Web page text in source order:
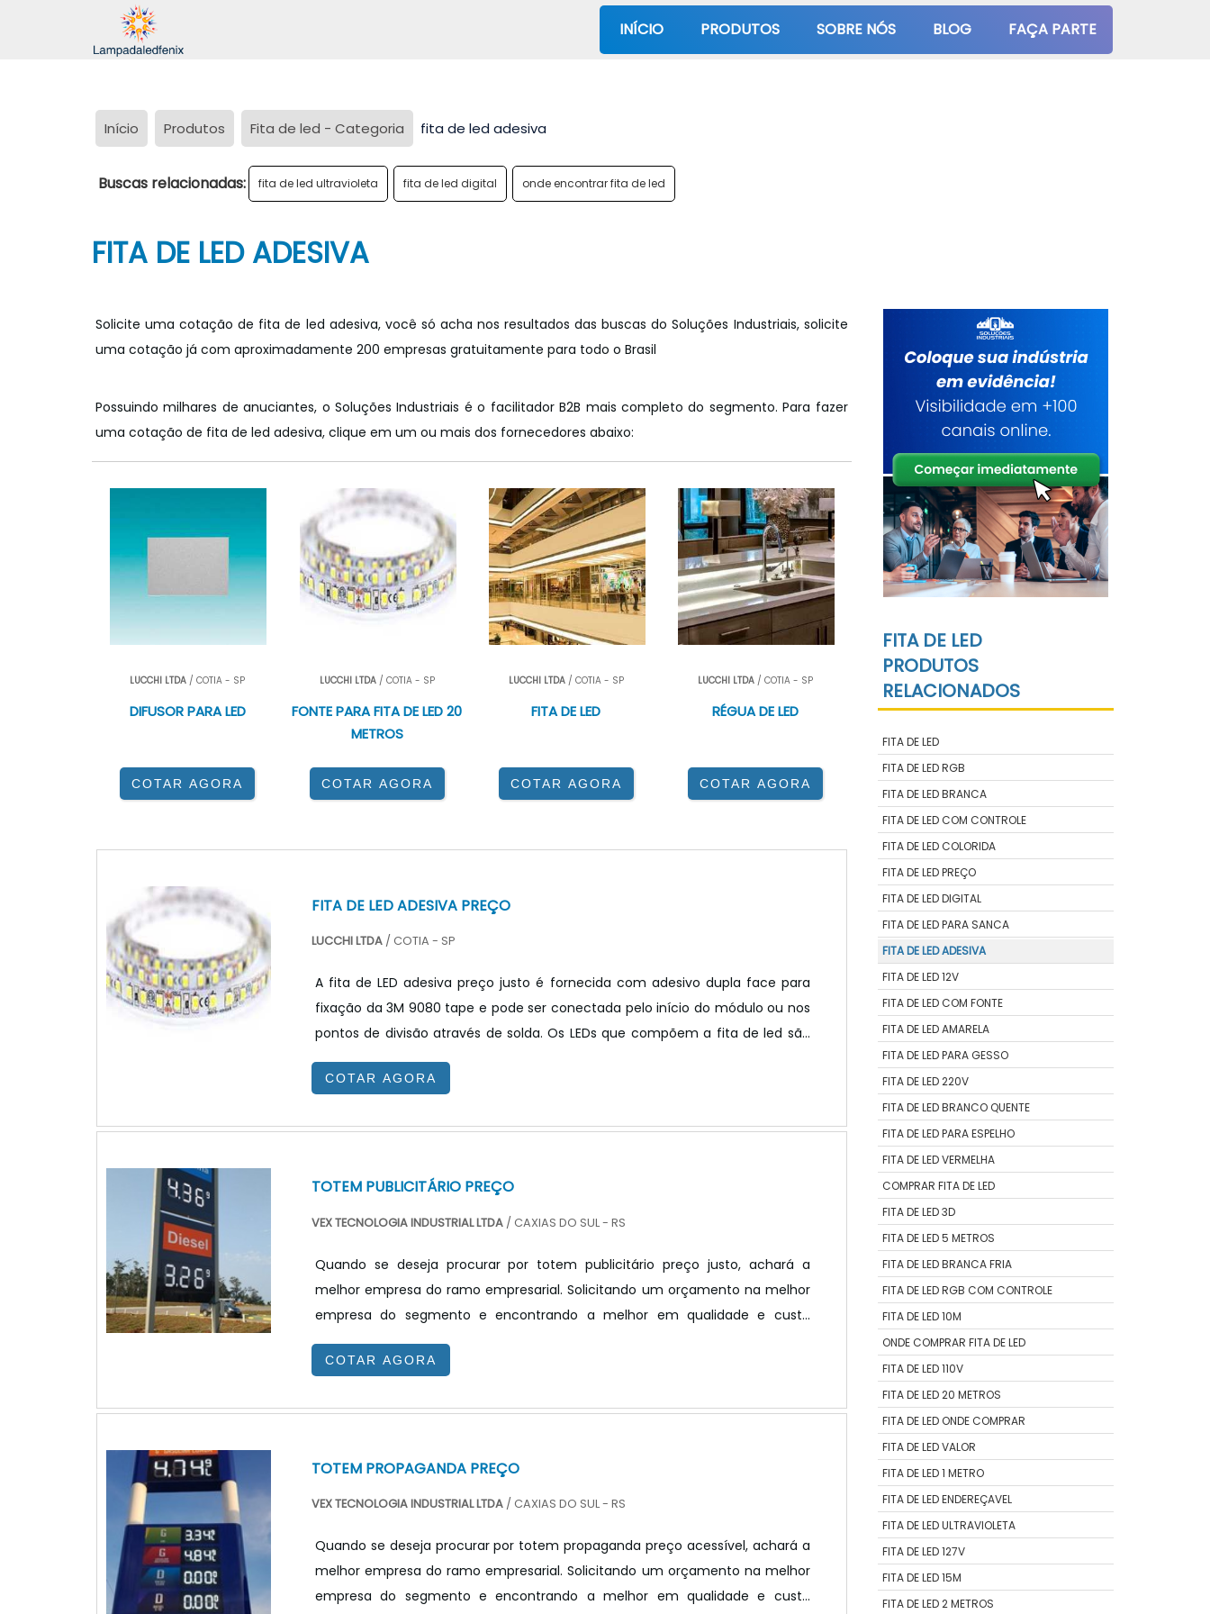
INÍCIO PRODUTOS SOBRE NÓS BLOG FAÇA PARTE
Início Produtos Fita de led - Categoria fita de led adesiva
Buscas relacionadas: fita de led ultravioleta fita de led digital onde encontrar fita de led
FITA DE LED ADESIVA
Solicite uma cotação de fita de led adesiva, você só acha nos resultados das buscas do Soluções Industriais, solicite
uma cotação já com aproximadamente 200 empresas gratuitamente para todo o Brasil
Possuindo milhares de anuciantes, o Soluções Industriais é o facilitador B2B mais completo do segmento. Para fazer
uma cotação de fita de led adesiva, clique em um ou mais dos fornecedores abaixo:
LUCCHI LTDA / COTIA - SP
DIFUSOR PARA LED
COTAR AGORA
LUCCHI LTDA/ COTIA - SP
FONTE PARA FITA DE LED 20
METROS
COTAR AGORA
LUCCHI LTDA/ COTIA - SP
FITA DE LED
COTAR AGORA
LUCCHI LTDA / COTIA - SP
RÉGUA DE LED
COTAR AGORA
FITA DE LED ADESIVA PREÇO
LUCCHI LTDA / COTIA - SP
A fita de LED adesiva preço justo é fornecida com adesivo dupla face para
fixação da 3M 9080 tape e pode ser conectada pelo início do módulo ou nos
pontos de divisão através de solda. Os LEDs que compõem a fita de led são
submetidos aos procedimentos de testes LM-80-15 e LM79-08. As principais
aplicações desse tipo de fita é para iluminação residencial, iluminação
COTAR AGORA
TOTEM PUBLICITÁRIO PREÇO
VEX TECNOLOGIA INDUSTRIAL LTDA / CAXIAS DO SUL - RS
Quando se deseja procurar por totem publicitário preço justo, achará a
melhor empresa do ramo empresarial. Solicitando um orçamento na melhor
empresa do segmento e encontrando a melhor em qualidade e custo
benefício.Quando o interesse é por totem publicitário preço acessível, com a
equipe da VEX Tecnologia poderá encontrar ótima qualidade com resolução
JUSTO E ACESSÍV...
COTAR AGORA
TOTEM PROPAGANDA PREÇO
VEX TECNOLOGIA INDUSTRIAL LTDA / CAXIAS DO SUL - RS
Quando se deseja procurar por totem propaganda preço acessível, achará a
melhor empresa do ramo empresarial. Solicitando um orçamento na melhor
empresa do segmento e encontrando a melhor em qualidade e custo
FITA DE LED
PRODUTOS
RELACIONADOS
FITA DE LED
FITA DE LED RGB
FITA DE LED BRANCA
FITA DE LED COM CONTROLE
FITA DE LED COLORIDA
FITA DE LED PREÇO
FITA DE LED DIGITAL
FITA DE LED PARA SANCA
FITA DE LED ADESIVA
FITA DE LED 12V
FITA DE LED COM FONTE
FITA DE LED AMARELA
FITA DE LED PARA GESSO
FITA DE LED 220V
FITA DE LED BRANCO QUENTE
FITA DE LED PARA ESPELHO
FITA DE LED VERMELHA
COMPRAR FITA DE LED
FITA DE LED 3D
FITA DE LED 5 METROS
FITA DE LED BRANCA FRIA
FITA DE LED RGB COM CONTROLE
FITA DE LED 10M
ONDE COMPRAR FITA DE LED
FITA DE LED 110V
FITA DE LED 20 METROS
FITA DE LED ONDE COMPRAR
FITA DE LED VALOR
FITA DE LED 1 METRO
FITA DE LED ENDEREÇAVEL
FITA DE LED ULTRAVIOLETA
FITA DE LED 127V
FITA DE LED 15M
FITA DE LED 2 METROS